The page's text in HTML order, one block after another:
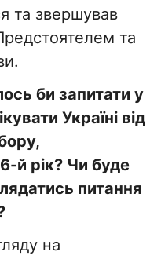
та звершував
та
би запитати у
Україні від
й рік? Чи буде
питання
на